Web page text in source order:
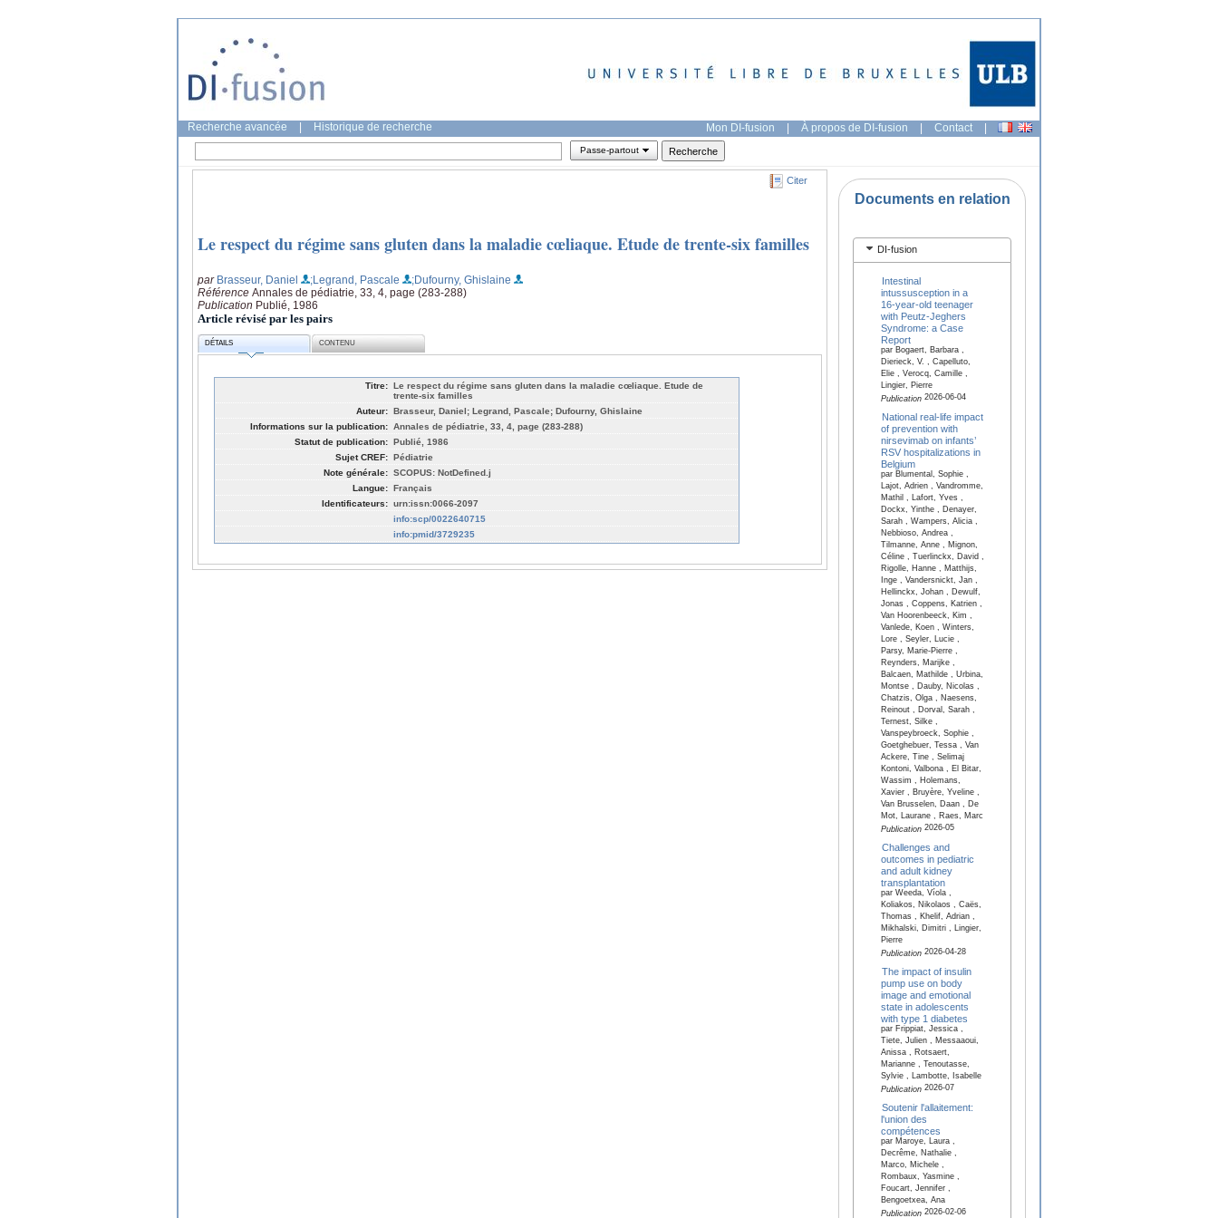
Recherche avancée Historique de recherche Mon DI-fusion | À propos de DI-fusion | Contact |
Passe-partout
Citer
Le respect du régime sans gluten dans la maladie cœliaque. Etude de trente-six familles
par Brasseur, Daniel ;Legrand, Pascale
;Dufourny, Ghislaine
Référence Annales de pédiatrie, 33, 4, page (283-288)
Publication Publié, 1986
Article révisé par les pairs
DÉTAILS CONTENU
Titre: Le respect du régime sans gluten dans la maladie cœliaque. Etude de
trente-six familles
Auteur: Brasseur, Daniel; Legrand, Pascale; Dufourny, Ghislaine
Informations sur la publication: Annales de pédiatrie, 33, 4, page (283-288)
Statut de publication: Publié, 1986
Sujet CREF: Pédiatrie
Note générale: SCOPUS: NotDefined.j
Langue: Français
Identificateurs: urn:issn:0066-2097
info:scp/0022640715
info:pmid/3729235
Documents en relation
DI-fusion
Intestinal
intussusception in a
16-year-old teenager
with Peutz-Jeghers
Syndrome: a Case
Report
par Bogaert, Barbara ,
Dierieck, V. , Capelluto,
Elie , Verocq, Camille ,
Lingier, Pierre
Publication2026-06-04
National real-life impact
of prevention with
nirsevimab on infants’
RSV hospitalizations in
Belgium
par Blumental, Sophie ,
Lajot, Adrien , Vandromme,
Mathil , Lafort, Yves ,
Dockx, Yinthe , Denayer,
Sarah , Wampers, Alicia ,
Nebbioso, Andrea ,
Tilmanne, Anne , Mignon,
Céline , Tuerlinckx, David ,
Rigolle, Hanne , Matthijs,
Inge , Vandersnickt, Jan ,
Hellinckx, Johan , Dewulf,
Jonas , Coppens, Katrien ,
Van Hoorenbeeck, Kim ,
Vanlede, Koen , Winters,
Lore , Seyler, Lucie ,
Parsy, Marie-Pierre ,
Reynders, Marijke ,
Balcaen, Mathilde , Urbina,
Montse , Dauby, Nicolas ,
Chatzis, Olga , Naesens,
Reinout , Dorval, Sarah ,
Ternest, Silke ,
Vanspeybroeck, Sophie ,
Goetghebuer, Tessa , Van
Ackere, Tine , Selimaj
Kontoni, Valbona , El Bitar,
Wassim , Holemans,
Xavier , Bruyère, Yveline ,
Van Brusselen, Daan , De
Mot, Laurane , Raes, Marc
Publication2026-05
Challenges and
outcomes in pediatric
and adult kidney
transplantation
par Weeda, Víola ,
Koliakos, Nikolaos , Caës,
Thomas , Khelif, Adrian ,
Mikhalski, Dimitri , Lingier,
Pierre
Publication2026-04-28
The impact of insulin
pump use on body
image and emotional
state in adolescents
with type 1 diabetes
par Frippiat, Jessica ,
Tiete, Julien , Messaaoui,
Anissa , Rotsaert,
Marianne , Tenoutasse,
Sylvie , Lambotte, Isabelle
Publication2026-07
Soutenir l'allaitement:
l'union des
compétences
par Maroye, Laura ,
Decrême, Nathalie ,
Marco, Michele ,
Rombaux, Yasmine ,
Foucart, Jennifer ,
Bengoetxea, Ana
Publication2026-02-06